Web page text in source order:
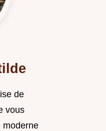
de
vous
moderne